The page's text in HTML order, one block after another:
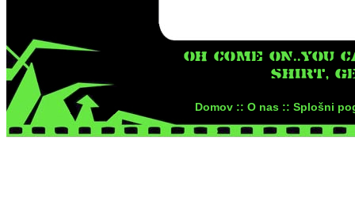
OH COME ON..YOU
SHIRT,
Domov :: O nas :: Splošni